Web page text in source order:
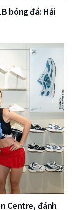
bóng đá: Hải
Centre, đánh